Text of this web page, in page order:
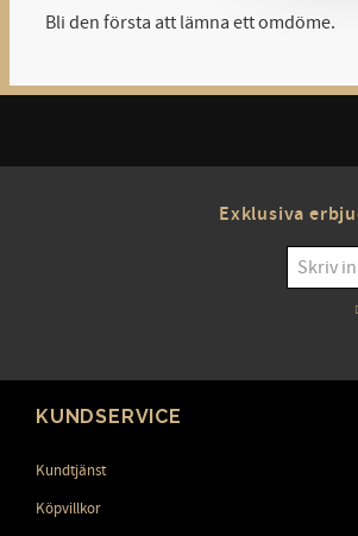
Bli den första att lämna ett omdöme.
Exklusiva
KUNDSERVICE
Kundtjänst
Köpvillkor